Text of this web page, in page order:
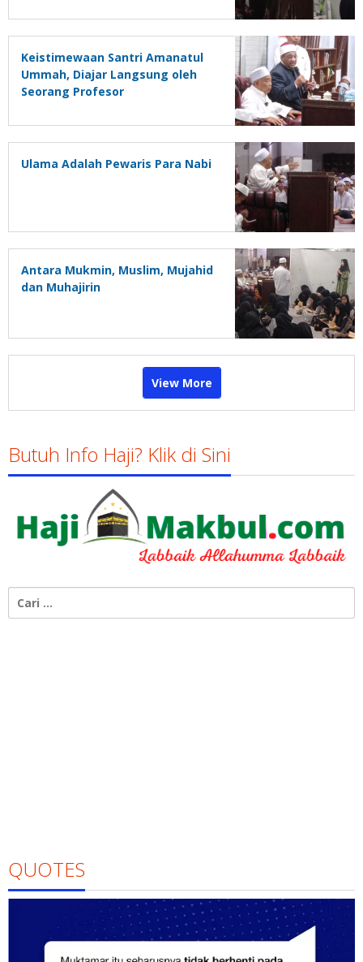
Keistimewaan Santri Amanatul
Ummah, Diajar Langsung oleh
Seorang Profesor
Ulama Adalah Pewaris Para Nabi
Antara Mukmin, Muslim, Mujahid
dan Muhajirin
View More
Butuh Info Haji? Klik di Sini
untuk:
QUOTES